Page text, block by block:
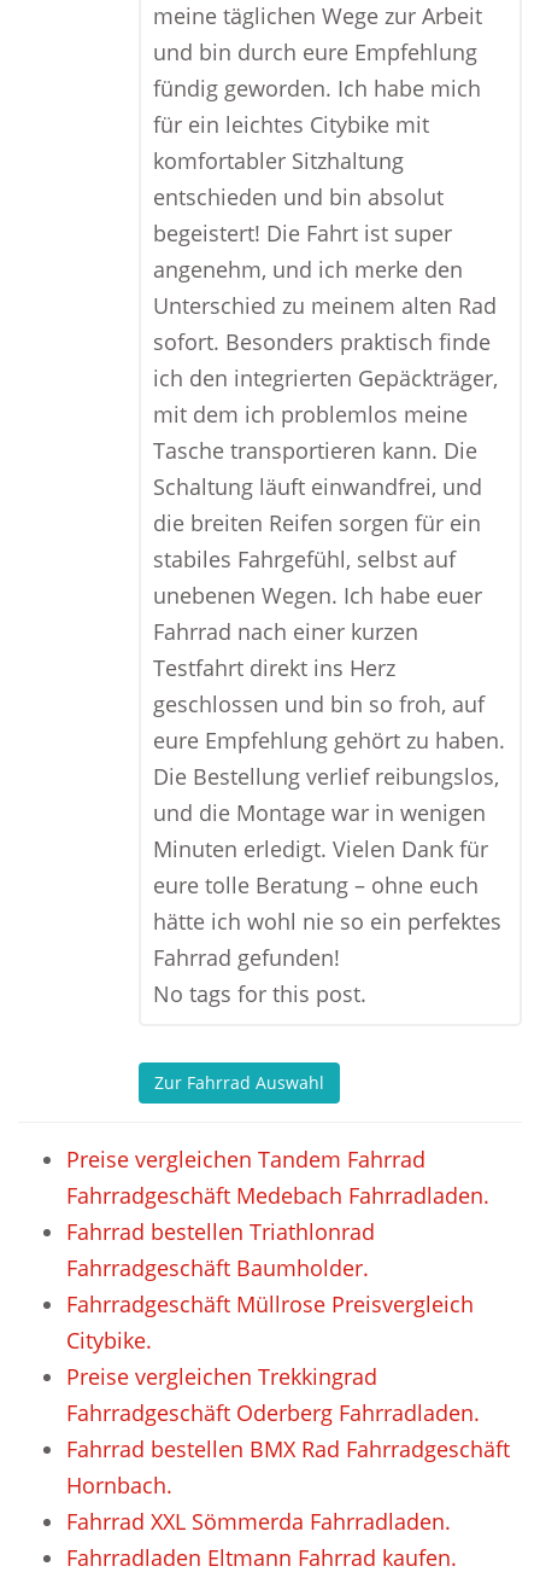
meine täglichen Wege zur Arbeit
und bin durch eure Empfehlung
fündig geworden. Ich habe mich
für ein leichtes Citybike mit
komfortabler Sitzhaltung
entschieden und bin absolut
begeistert! Die Fahrt ist super
angenehm, und ich merke den
Unterschied zu meinem alten Rad
sofort. Besonders praktisch finde
ich den integrierten Gepäckträger,
mit dem ich problemlos meine
Tasche transportieren kann. Die
Schaltung läuft einwandfrei, und
die breiten Reifen sorgen für ein
stabiles Fahrgefühl, selbst auf
unebenen Wegen. Ich habe euer
Fahrrad nach einer kurzen
Testfahrt direkt ins Herz
geschlossen und bin so froh, auf
eure Empfehlung gehört zu haben.
Die Bestellung verlief reibungslos,
und die Montage war in wenigen
Minuten erledigt. Vielen Dank für
eure tolle Beratung – ohne euch
hätte ich wohl nie so ein perfektes
Fahrrad gefunden!
No tags for this post.
Zur Fahrrad Auswahl
Preise vergleichen Tandem Fahrrad
Fahrradgeschäft Medebach Fahrradladen.
Fahrrad bestellen Triathlonrad
Fahrradgeschäft Baumholder.
Fahrradgeschäft Müllrose Preisvergleich
Citybike.
Preise vergleichen Trekkingrad
Fahrradgeschäft Oderberg Fahrradladen.
Fahrrad bestellen BMX Rad Fahrradgeschäft
Hornbach.
Fahrrad XXL Sömmerda Fahrradladen.
Fahrradladen Eltmann Fahrrad kaufen.